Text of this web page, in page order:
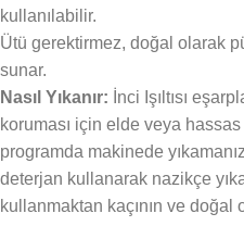
kullanılabilir.
Ütü gerektirmez, doğal olarak
sunar.
Nasıl Yıkanır: İnci Işıltısı
koruması için elde veya
programda makinede
deterjan kullanarak nazikçe
kullanmaktan kaçının ve